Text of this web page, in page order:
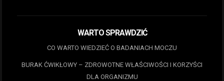
WARTO SPRAWDZIĆ
CO WARTO WIEDZIEĆ O BADANIACH MOCZU
BURAK ĆWIKŁOWY – ZDROWOTNE WŁAŚCIWOŚCI I KORZYŚCI
DLA ORGANIZMU